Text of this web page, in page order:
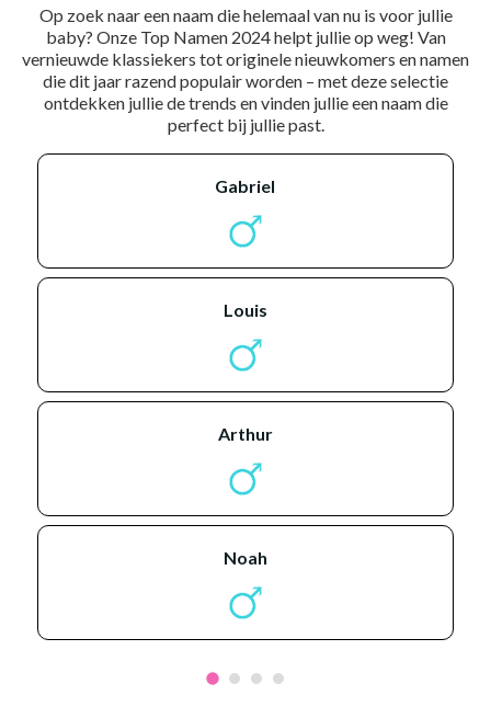
Op zoek naar een naam die helemaal van nu is voor jullie
baby? Onze Top Namen 2024 helpt jullie op weg! Van
vernieuwde klassiekers tot originele nieuwkomers en namen
die dit jaar razend populair worden – met deze selectie
ontdekken jullie de trends en vinden jullie een naam die
perfect bij jullie past.
gabriel
louis
arthur
noah